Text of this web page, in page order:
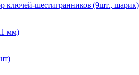
ключей-шестигранников (9шт., шарик)
мм)